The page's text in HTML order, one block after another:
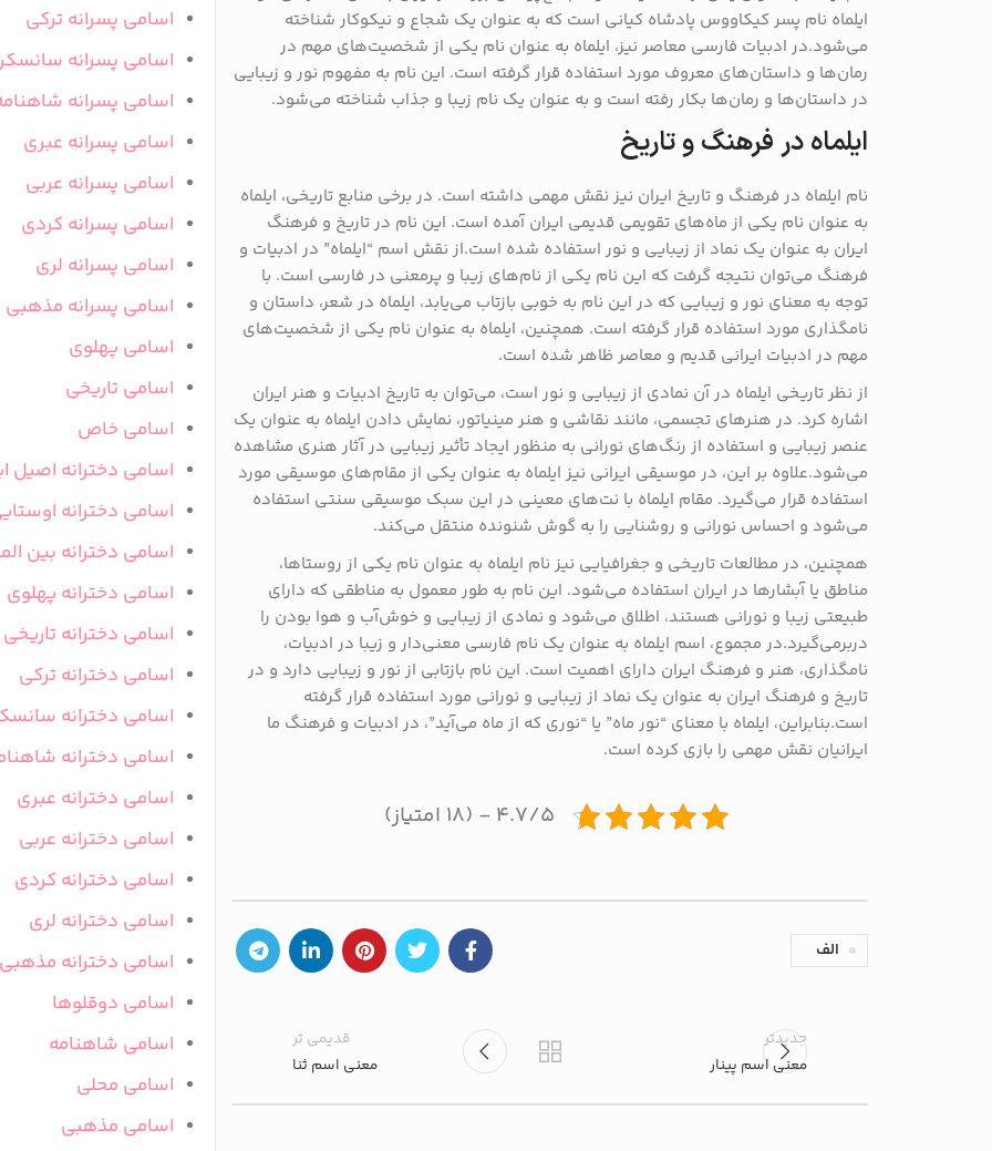
ایلماه نام پسر کیکاووس پادشاه کیانی است که به عنوان یک شجاع و نیکوکار شناخته
می‌شود.در ادبیات فارسی معاصر نیز، ایلماه به عنوان نام یکی از شخصیت‌های مهم در
رمان‌ها و داستان‌های معروف مورد استفاده قرار گرفته است. این نام به مفهوم نور و زیبایی
در داستان‌ها و رمان‌ها بکار رفته است و به عنوان یک نام زیبا و جذاب شناخته می‌شود.
ایلماه در فرهنگ و تاریخ
نام ایلماه در فرهنگ و تاریخ ایران نیز نقش مهمی داشته است. در برخی منابع تاریخی، ایلماه
به عنوان نام یکی از ماه‌های تقویمی قدیمی ایران آمده است. این نام در تاریخ و فرهنگ
ایران به عنوان یک نماد از زیبایی و نور استفاده شده است.از نقش اسم “ایلماه” در ادبیات و
فرهنگ می‌توان نتیجه گرفت که این نام یکی از نام‌های زیبا و پرمعنی در فارسی است. با
توجه به معنای نور و زیبایی که در این نام به خوبی بازتاب می‌یابد، ایلماه در شعر، داستان و
نامگذاری مورد استفاده قرار گرفته است. همچنین، ایلماه به عنوان نام یکی از شخصیت‌های
مهم در ادبیات ایرانی قدیم و معاصر ظاهر شده است.
از نظر تاریخی ایلماه در آن نمادی از زیبایی و نور است، می‌توان به تاریخ ادبیات و هنر ایران
اشاره کرد. در هنرهای تجسمی، مانند نقاشی و هنر مینیاتور، نمایش دادن ایلماه به عنوان یک
عنصر زیبایی و استفاده از رنگ‌های نورانی به منظور ایجاد تأثیر زیبایی در آثار هنری مشاهده
می‌شود.علاوه بر این، در موسیقی ایرانی نیز ایلماه به عنوان یکی از مقام‌های موسیقی مورد
استفاده قرار می‌گیرد. مقام ایلماه با نت‌های معینی در این سبک موسیقی سنتی استفاده
می‌شود و احساس نورانی و روشنایی را به گوش شنونده منتقل می‌کند.
همچنین، در مطالعات تاریخی و جغرافیایی نیز نام ایلماه به عنوان نام یکی از روستاها،
مناطق یا آبشارها در ایران استفاده می‌شود. این نام به طور معمول به مناطقی که دارای
طبیعتی زیبا و نورانی هستند، اطلاق می‌شود و نمادی از زیبایی و خوش‌آب و هوا بودن را
دربرمی‌گیرد.در مجموع، اسم ایلماه به عنوان یک نام فارسی معنی‌دار و زیبا در ادبیات،
نامگذاری، هنر و فرهنگ ایران دارای اهمیت است. این نام بازتابی از نور و زیبایی دارد و در
تاریخ و فرهنگ ایران به عنوان یک نماد از زیبایی و نورانی مورد استفاده قرار گرفته
است.بنابراین، ایلماه با معنای “نور ماه” یا “نوری که از ماه می‌آید”، در ادبیات و فرهنگ ما
ایرانیان نقش مهمی را بازی کرده است.
۴.۷/۵ - (۱۸ امتیاز)
الف
جدیدتر
معنی اسم پینار
قدیمی تر
معنی اسم ثنا
اسامی پسرانه ترکی
اسامی پسرانه
اسامی پسرانه
اسامی پسرانه عبری
اسامی پسرانه عربی
اسامی پسرانه کردی
اسامی پسرانه لری
اسامی پسرانه مذهبی
اسامی پهلوی
اسامی تاریخی
اسامی خاص
اسامی دخترانه اصیل
اسامی دخترانه
اسامی دخترانه بین
اسامی دخترانه پهلوی
اسامی دخترانه تاریخی
اسامی دخترانه ترکی
اسامی دخترانه
اسامی دخترانه
اسامی دخترانه عبری
اسامی دخترانه عربی
اسامی دخترانه کردی
اسامی دخترانه لری
اسامی دخترانه مذهبی
اسامی دوقلوها
اسامی شاهنامه
اسامی محلی
اسامی مذهبی